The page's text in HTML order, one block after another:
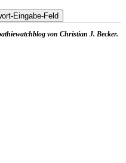
von Christian J. Becker.